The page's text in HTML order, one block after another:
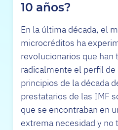
10 años?
En la última década, el
microcréditos ha
revolucionarios que han
radicalmente el perfil
principios de la década
prestatarios de las IMF
que se encontraban en
extrema necesidad y no